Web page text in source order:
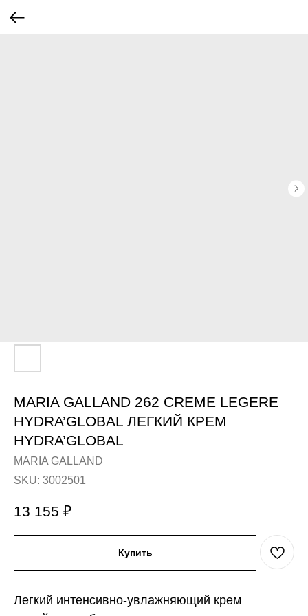
MARIA GALLAND 262 CRЕME LЕGЕRE
HYDRA’GLOBAL ЛЕГКИЙ КРЕМ
HYDRA’GLOBAL
MARIA GALLAND
SKU: 3002501
13 155 ₽
Купить
Легкий интенсивно-увлажняющий крем